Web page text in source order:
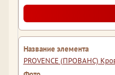
PROVENCE (ПРОВАНС)